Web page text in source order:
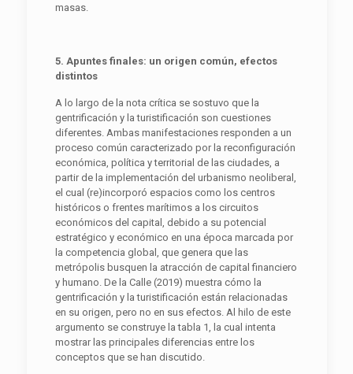
masas.
5. Apuntes finales: un origen común, efectos
distintos
A lo largo de la nota crítica se sostuvo que la
gentrificación y la turistificación son cuestiones
diferentes. Ambas manifestaciones responden a un
proceso común caracterizado por la reconfiguración
económica, política y territorial de las ciudades, a
partir de la implementación del urbanismo neoliberal,
el cual (re)incorporó espacios como los centros
históricos o frentes marítimos a los circuitos
económicos del capital, debido a su potencial
estratégico y económico en una época marcada por
la competencia global, que genera que las
metrópolis busquen la atracción de capital financiero
y humano. De la Calle (2019) muestra cómo la
gentrificación y la turistificación están relacionadas
en su origen, pero no en sus efectos. Al hilo de este
argumento se construye la tabla 1, la cual intenta
mostrar las principales diferencias entre los
conceptos que se han discutido.